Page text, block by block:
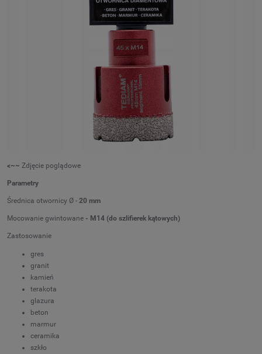
<~~ Zdjęcie poglądowe
Parametry
Średnica otwornicy Ø - 20 mm
Mocowanie gwintowane - M14 (do szlifierek kątowych)
Zastosowanie
gres
granit
kamień
terakota
glazura
beton
marmur
ceramika
szkło